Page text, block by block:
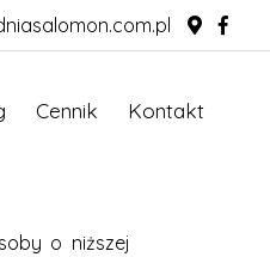
Cennik Kontakt
o niższej